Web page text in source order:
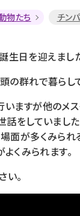
物たち チン
日を迎えまし
群れで暮らし
ますが他のメ
をしていまし
面が多くみら
くみられます。
い。